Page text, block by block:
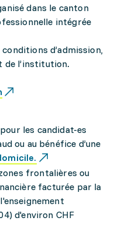
dans le canton
intégrée
d’admission,
de l’institution.
les candidat-es
ou au bénéfice d’une
frontalières ou
facturée par la
d'environ CHF